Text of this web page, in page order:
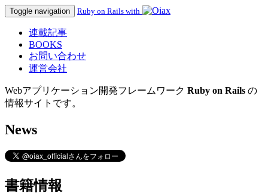
Toggle navigation Ruby on Rails with
連載記事
BOOKS
お問い合わせ
運営会社
Webアプリケーション開発フレームワーク Ruby on Rails の
情報サイトです。
News
書籍情報